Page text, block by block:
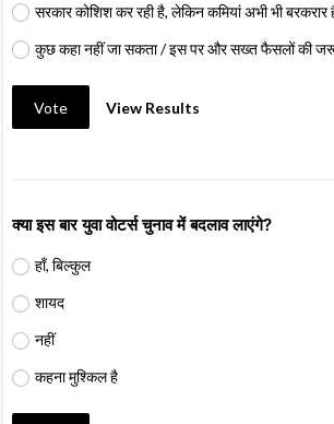
सरकार कोशिश कर रही है, लेकिन कमियां अभी भी बरकरार
कुछ कहा नहीं जा सकता / इस पर और सख्त फैसलों की
Vote View Results
क्या इस बार युवा वोटर्स चुनाव में बदलाव लाएंगे?
हाँ, बिल्कुल
शायद
नहीं
कहना मुश्किल है